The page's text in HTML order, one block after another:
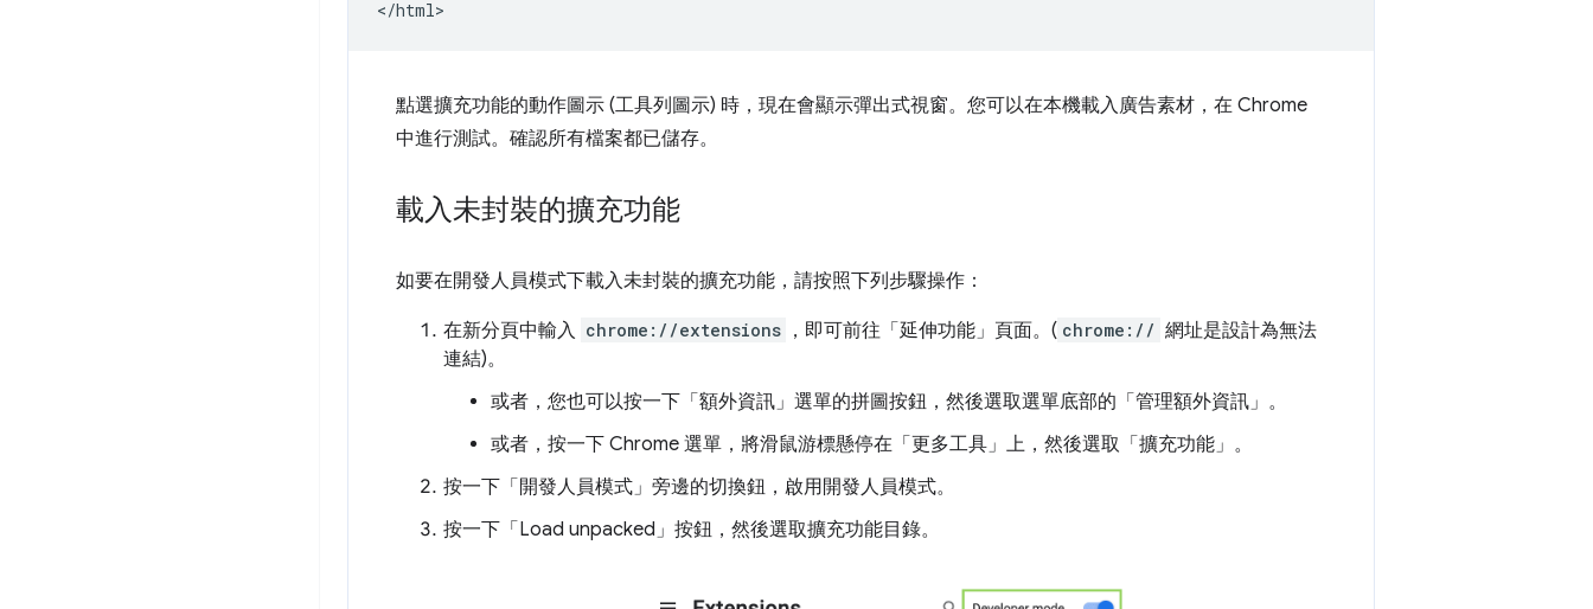
點選擴充功能的動作圖示 (工具列圖示) 時，現在會顯示彈出式視窗。您可以在本機載入廣告素材，在 Chrome
中進行測試。確認所有檔案都已儲存。
載入未封裝的擴充功能
如要在開發人員模式下載入未封裝的擴充功能，請按照下列步驟操作：
在新分頁中輸入 chrome://extensions ，即可前往「延伸功能」頁面。( chrome:// 網址是設計為無法
連結)。
或者，您也可以按一下「額外資訊」選單的拼圖按鈕，然後選取選單底部的「管理額外資訊」 。
或者，按一下 Chrome 選單，將滑鼠游標懸停在「更多工具」 上，然後選取「擴充功能」 。
按一下「開發人員模式」 旁邊的切換鈕，啟用開發人員模式。
按一下「Load unpacked」 按鈕，然後選取擴充功能目錄。